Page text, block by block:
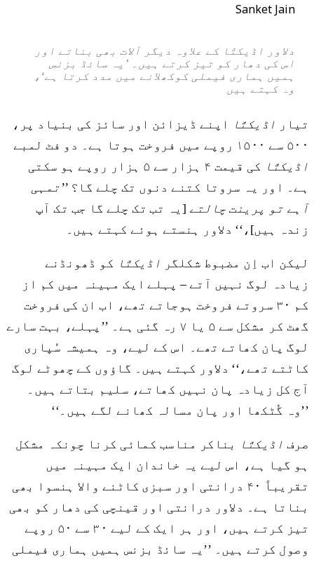
Sanket Jain
دلاور اڈیکتّا کے علاوہ دیگر آلات بھی بناتے اور
اس کی دھار کو تیز کرتے ہیں۔ ’یہ سائڈ بزنس
ہمیں ہماری فیملی کوکھلانے میں مدد کرتا ہے‘،
وہ کہتے ہیں
تیار اڈیکتّا
اپنے ڈیزائن اور سائز کی بنیاد پر،
۵۰۰ سے ۱۵۰۰ روپے میں فروخت ہوتا ہے۔ دو فٹ لمبے
اڈیکتّا
کی قیمت ۴ ہزار سے ۵ ہزار روپے ہو سکتی
ہے۔ اور یہ سروتا کتنے دنوں تک چلے گا؟’’تمہی
آہے تو پرینت چالتے [یہ تب تک چلے گا جب تک آپ
زندہ ہیں]،‘‘ دلاور ہنستے ہوئے کہتے ہیں۔
لیکن اب اِن مضبوط شکلگر اڈیکتّا کو ڈھونڈنے
زیادہ لوگ نہیں آتے – پہلے ایک مہینہ میں کم از
کم ۳۰ سروتے فروخت ہوجاتے تھے، اب ان کی فروخت
گھٹ کر مشکل سے ۵ یا ۷ رہ گئی ہے۔ ’’پہلے، بہت سارے
لوگ پان کھاتے تھے۔ اس کے لیے، وہ ہمیشہ سُپاری
کاٹتے تھے،‘‘ دلاور کہتے ہیں۔ گاؤوں کے چھوٹے لوگ
آج کل زیادہ پان نہیں کھاتے، سلیم بتاتے ہیں۔
’’وہ گُٹکھا اور پان مسالہ کھانے لگے ہیں۔‘‘
صرف اڈیکتّا
بناکر مناسب کمائی کرنا چونکہ مشکل
ہو گیا ہے، اس لیے یہ خاندان ایک مہینہ میں
تقریباً ۴۰ درانتی اور سبزی کاٹنے والا ہنسوا بھی
بناتا ہے۔ دلاور درانتی اور قینچی کی دھار کو بھی
تیز کرتے ہیں، اور ہر ایک کے لیے ۳۰ سے ۵۰ روپے
وصول کرتے ہیں۔ ’’یہ سائڈ بزنس ہمیں ہماری فیملی